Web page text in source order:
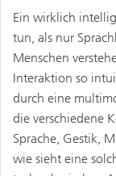
Ein wirklich
tun, als nur
Menschen
Interaktion so
durch eine
die verschiedene
Sprache, Gestik,
wie sieht eine